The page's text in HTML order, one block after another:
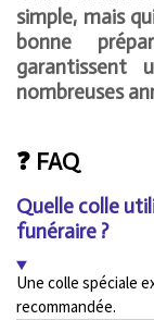
simple, mais
bonne
garantissent
nombreuses
❓ FAQ
Quelle colle
funéraire ?
Une colle spéciale
recommandée.